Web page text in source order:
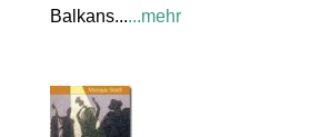
Balkans......mehr